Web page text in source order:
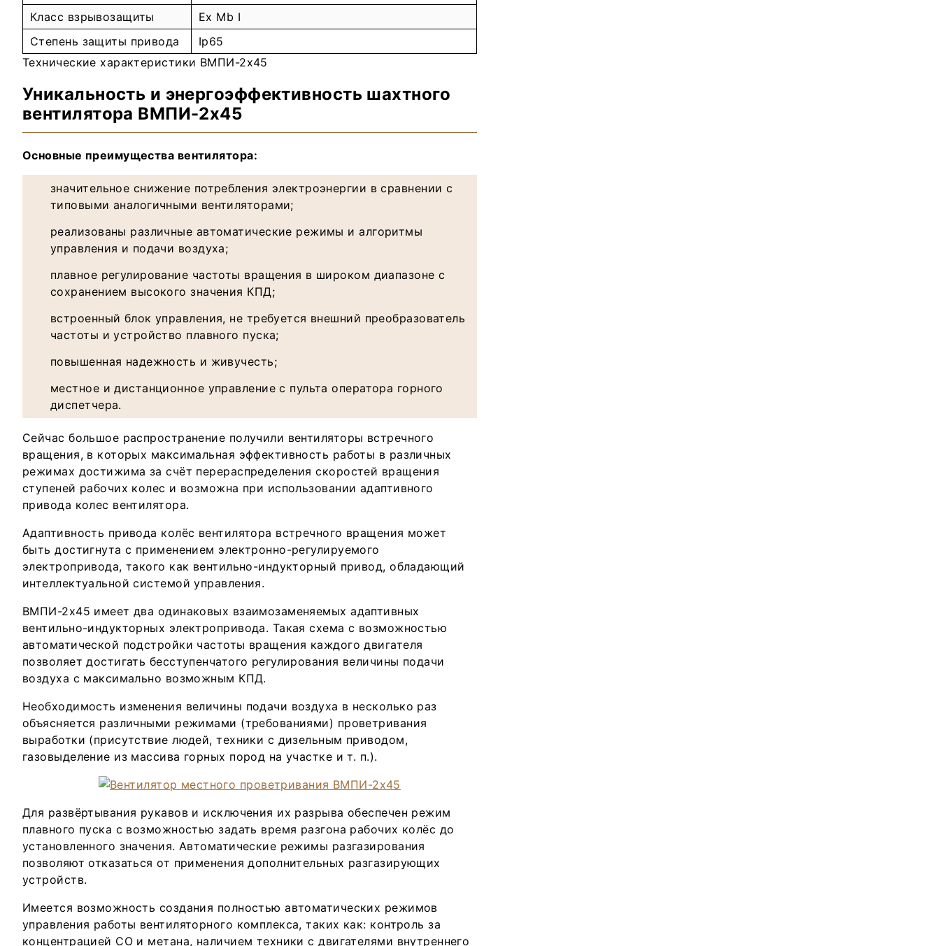
Класс взрывозащиты
Ex Mb I
Степень защиты привода
Ip65
Технические характеристики ВМПИ-2х45
Уникальность и энергоэффективность шахтного
вентилятора ВМПИ-2х45
Основные преимущества вентилятора:
значительное снижение потребления электроэнергии в сравнении с
типовыми аналогичными вентиляторами;
реализованы различные автоматические режимы и алгоритмы
управления и подачи воздуха;
плавное регулирование частоты вращения в широком диапазоне с
сохранением высокого значения КПД;
встроенный блок управления, не требуется внешний преобразователь
частоты и устройство плавного пуска;
повышенная надежность и живучесть;
местное и дистанционное управление с пульта оператора горного
диспетчера.
Сейчас большое распространение получили вентиляторы встречного
вращения, в которых максимальная эффективность работы в различных
режимах достижима за счёт перераспределения скоростей вращения
ступеней рабочих колес и возможна при использовании адаптивного
привода колес вентилятора.
Адаптивность привода колёс вентилятора встречного вращения может
быть достигнута с применением электронно-регулируемого
электропривода, такого как вентильно-индукторный привод, обладающий
интеллектуальной системой управления.
ВМПИ-2х45 имеет два одинаковых взаимозаменяемых адаптивных
вентильно-индукторных электропривода. Такая схема с возможностью
автоматической подстройки частоты вращения каждого двигателя
позволяет достигать бесступенчатого регулирования величины подачи
воздуха с максимально возможным КПД.
Необходимость изменения величины подачи воздуха в несколько раз
объясняется различными режимами (требованиями) проветривания
выработки (присутствие людей, техники с дизельным приводом,
газовыделение из массива горных пород на участке и т. п.).
Для развёртывания рукавов и исключения их разрыва обеспечен режим
плавного пуска с возможностью задать время разгона рабочих колёс до
установленного значения. Автоматические режимы разгазирования
позволяют отказаться от применения дополнительных разгазирующих
устройств.
Имеется возможность создания полностью автоматических режимов
управления работы вентиляторного комплекса, таких как: контроль за
концентрацией СО и метана, наличием техники с двигателями внутреннего